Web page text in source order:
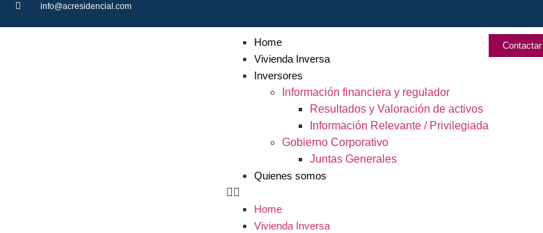
info@acresidencial.com
Home
Vivienda Inversa
Inversores
Información financiera y regulador
Resultados y Valoración de activos
Información Relevante / Privilegiada
Gobierno Corporativo
Juntas Generales
Quienes somos
Home
Vivienda Inversa
Contactar